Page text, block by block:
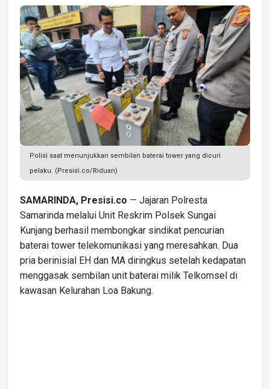
Polisi saat menunjukkan sembilan baterai tower yang dicuri
pelaku. (Presisi.co/Riduan)
SAMARINDA, Presisi.co — Jajaran Polresta
Samarinda melalui Unit Reskrim Polsek Sungai
Kunjang berhasil membongkar sindikat pencurian
baterai tower telekomunikasi yang meresahkan. Dua
pria berinisial EH dan MA diringkus setelah kedapatan
menggasak sembilan unit baterai milik Telkomsel di
kawasan Kelurahan Loa Bakung.